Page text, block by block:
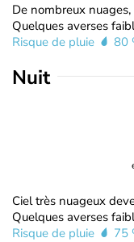
De nombreux
Quelques averses
Risque de pluie
80
Nuit
Ciel très nuageux
Quelques averses
Risque de pluie
75